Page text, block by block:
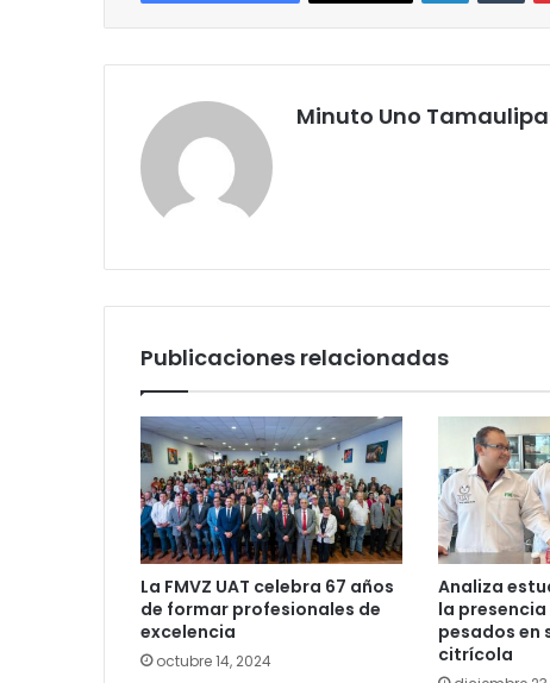
Minuto Uno
Publicaciones relacionadas
La FMVZ UAT celebra 67 años
de formar profesionales de
excelencia
octubre 14, 2024
Analiza
la
pesados en
citrícola